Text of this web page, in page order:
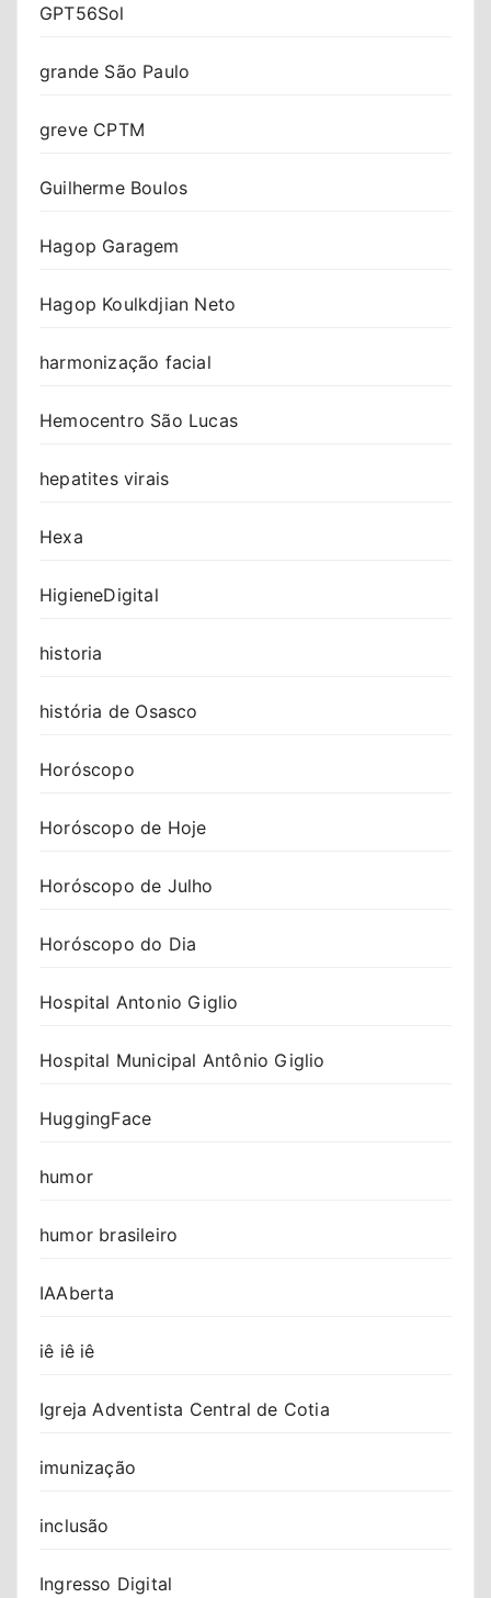
GPT56Sol
grande São Paulo
greve CPTM
Guilherme Boulos
Hagop Garagem
Hagop Koulkdjian Neto
harmonização facial
Hemocentro São Lucas
hepatites virais
Hexa
HigieneDigital
historia
história de Osasco
Horóscopo
Horóscopo de Hoje
Horóscopo de Julho
Horóscopo do Dia
Hospital Antonio Giglio
Hospital Municipal Antônio Giglio
HuggingFace
humor
humor brasileiro
IAAberta
iê iê iê
Igreja Adventista Central de Cotia
imunização
inclusão
Ingresso Digital